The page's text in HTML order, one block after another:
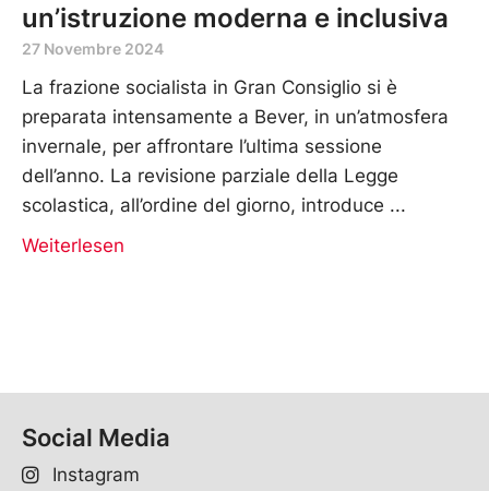
un’istruzione moderna e inclusiva
27 Novembre 2024
La frazione socialista in Gran Consiglio si è
preparata intensamente a Bever, in un’atmosfera
invernale, per affrontare l’ultima sessione
dell’anno. La revisione parziale della Legge
scolastica, all’ordine del giorno, introduce
Weiterlesen
Social Media
Instagram